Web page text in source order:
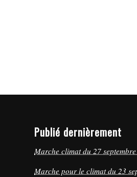
Publié dernièrement
Marche climat du 27
Marche pour le climat du 23